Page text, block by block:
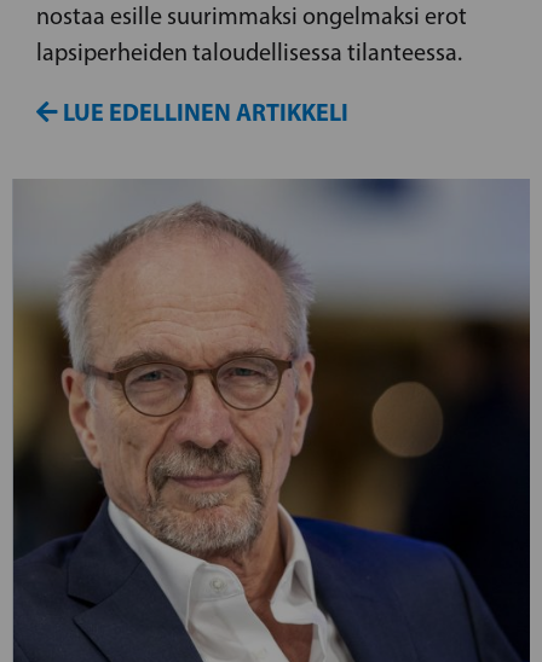
nostaa esille suurimmaksi ongelmaksi erot
lapsiperheiden taloudellisessa tilanteessa.
LUE EDELLINEN ARTIKKELI